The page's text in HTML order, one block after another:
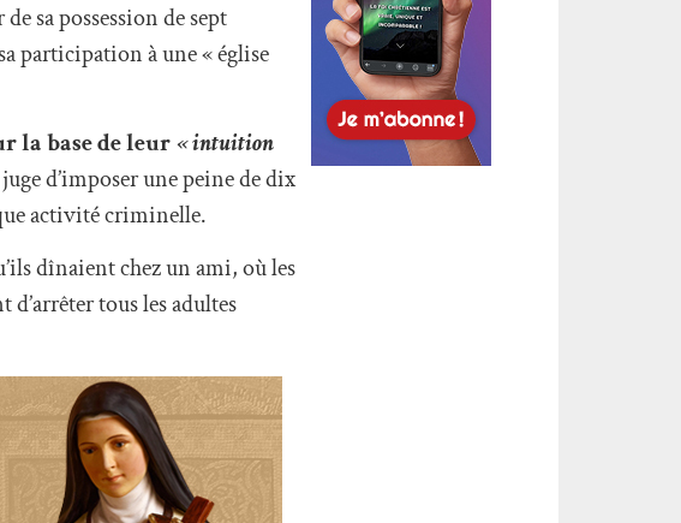
sa possession de sept
participation à une « église
la base de leur« intuition
d’imposer une peine de dix
activité criminelle.
dînaient chez un ami, où les
tous les adultes